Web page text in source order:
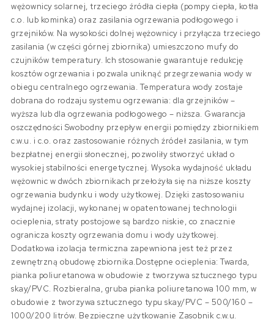
wężownicy solarnej, trzeciego źródła ciepła (pompy ciepła, kotła
c.o. lub kominka) oraz zasilania ogrzewania podłogowego i
grzejników. Na wysokości dolnej wężownicy i przyłącza trzeciego
zasilania (w części górnej zbiornika) umieszczono mufy do
czujników temperatury. Ich stosowanie gwarantuje redukcję
kosztów ogrzewania i pozwala uniknąć przegrzewania wody w
obiegu centralnego ogrzewania. Temperatura wody zostaje
dobrana do rodzaju systemu ogrzewania: dla grzejników –
wyższa lub dla ogrzewania podłogowego – niższa. Gwarancja
oszczędności Swobodny przepływ energii pomiędzy zbiornikiem
c.w.u. i c.o. oraz zastosowanie różnych źródeł zasilania, w tym
bezpłatnej energii słonecznej, pozwoliły stworzyć układ o
wysokiej stabilności energetycznej. Wysoka wydajność układu
wężownic w dwóch zbiornikach przełożyła się na niższe koszty
ogrzewania budynku i wody użytkowej. Dzięki zastosowaniu
wydajnej izolacji, wykonanej w opatentowanej technologii
ocieplenia, straty postojowe są bardzo niskie, co znacznie
ogranicza koszty ogrzewania domu i wody użytkowej.
Dodatkowa izolacja termiczna zapewniona jest też przez
zewnętrzną obudowę zbiornika.Dostępne ocieplenia: Twarda,
pianka poliuretanowa w obudowie z tworzywa sztucznego typu
skay/PVC. Rozbieralna, gruba pianka poliuretanowa 100 mm, w
obudowie z tworzywa sztucznego typu skay/PVC – 500/160 –
1000/200 litrów. Bezpieczne użytkowanie Zasobnik c.w.u.